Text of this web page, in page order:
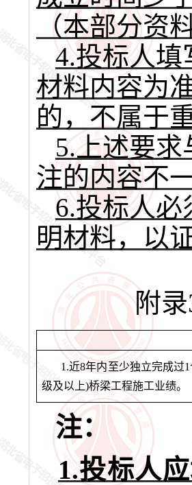
（本部分资
4.投标人填
材料内容为
的，不属于
5.上述要求
注的内容不
6.投标人必
明材料，以
附录
1.近8年内至少独立完成过
级及以上)桥梁工程施工业绩。
注：
1.投标人